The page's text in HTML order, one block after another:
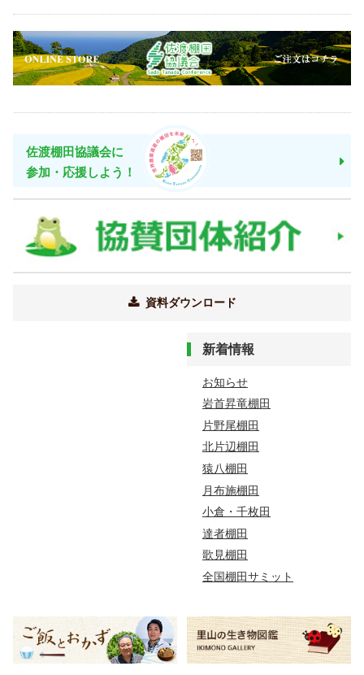
佐渡棚田協議会に
参加・応援しよう！
資料ダウンロード
新着情報
お知らせ
岩首昇竜棚田
片野尾棚田
北片辺棚田
猿八棚田
月布施棚田
小倉・千枚田
達者棚田
歌見棚田
全国棚田サミット